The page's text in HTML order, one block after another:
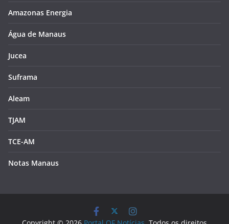
Amazonas Energia
Água de Manaus
Jucea
Suframa
Aleam
TJAM
TCE-AM
Notas Manaus